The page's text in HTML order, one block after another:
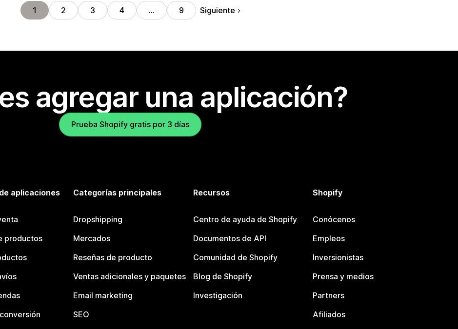
1 2 3 4 … 9 Siguiente
agregar una aplicación?
Prueba Shopify gratis por 3 días
aplicaciones
productos
Categorías principales
Dropshipping
Mercados
Reseñas de producto
Ventas adicionales y paquetes
Email marketing
SEO
Recursos
Centro de ayuda de Shopify
Documentos de API
Comunidad de Shopify
Blog de Shopify
Investigación
Shopify
Conócenos
Empleos
Inversionistas
Prensa y medios
Partners
Afiliados